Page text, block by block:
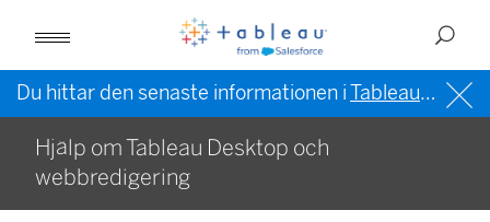
Du hittar den senaste informationen iTableau-hjälpen på engelska (USA)
Hjälp om Tableau Desktop och
webbredigering